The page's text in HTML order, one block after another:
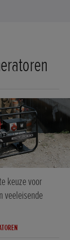
keuze voor
veeleisende